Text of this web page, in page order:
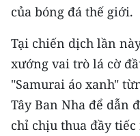
VỀ BÁO NHÂN DÂN
THỜI NAY
NHÂN DÂN CUỐI TUẦN
NHÂN DÂN HẰNG
của bóng đá thế giới.
Tại chiến dịch lần
xướng vai trò lá cờ
"Samurai áo xanh"
Tây Ban Nha để dẫn
chỉ chịu thua đầy